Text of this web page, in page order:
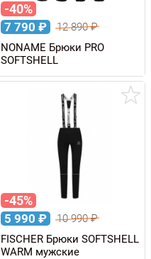
-40%
7 790 ₽ 12 890₽
NONAME Брюки PRO
SOFTSHELL
-45%
5 990 ₽ 10 990₽
FISCHER Брюки SOFTSHELL
WARM мужские